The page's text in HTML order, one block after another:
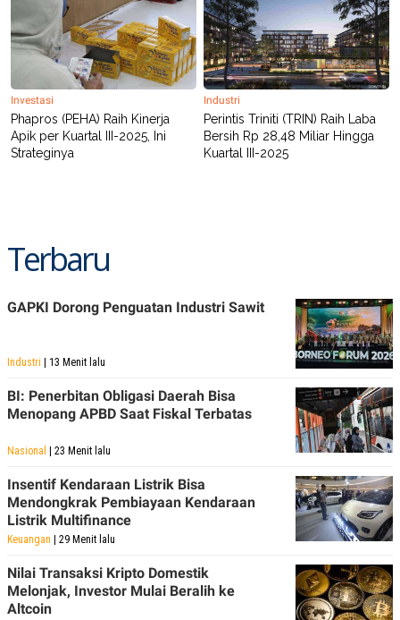
Investasi
Phapros (PEHA) Raih Kinerja
Apik per Kuartal III-2025, Ini
Strateginya
Industri
Perintis Triniti (TRIN) Raih Laba
Bersih Rp 28,48 Miliar Hingga
Kuartal III-2025
Terbaru
GAPKI Dorong Penguatan Industri Sawit
Industri | 13 Menit lalu
BI: Penerbitan Obligasi Daerah Bisa
Menopang APBD Saat Fiskal Terbatas
Nasional | 23 Menit lalu
Insentif Kendaraan Listrik Bisa
Mendongkrak Pembiayaan Kendaraan
Listrik Multifinance
Keuangan | 29 Menit lalu
Nilai Transaksi Kripto Domestik
Melonjak, Investor Mulai Beralih ke
Altcoin